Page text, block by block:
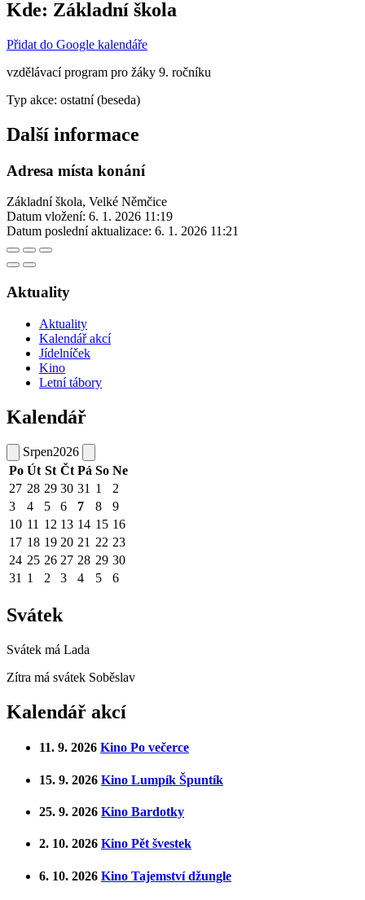
Kde: Základní škola
Přidat do Google kalendáře
vzdělávací program pro žáky 9. ročníku
Typ akce: ostatní (beseda)
Další informace
Adresa místa konání
Základní škola, Velké Němčice
Datum vložení: 6. 1. 2026 11:19
Datum poslední aktualizace: 6. 1. 2026 11:21
Aktuality
Aktuality
Kalendář akcí
Jídelníček
Kino
Letní tábory
Kalendář
Srpen2026
Po Út St Čt Pá So Ne
27 28 29 30 31 1
2
3
4 5 6 7 8
9
10 11 12 13 14 15 16
17 18 19 20 21 22 23
24 25 26 27 28 29 30
31 1 2 3 4 5 6
Svátek
Svátek má Lada
Zítra má svátek Soběslav
Kalendář akcí
11. 9. 2026 Kino Po večerce
15. 9. 2026 Kino Lumpík Špuntík
25. 9. 2026 Kino Bardotky
2. 10. 2026 Kino Pět švestek
6. 10. 2026 Kino Tajemství džungle